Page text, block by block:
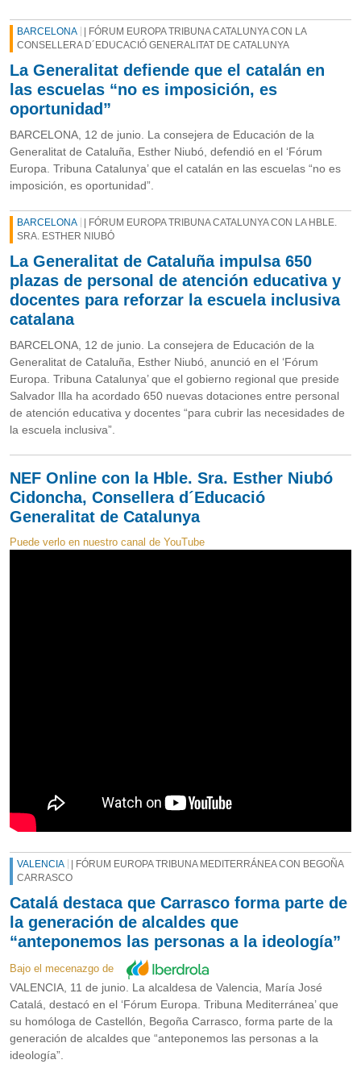
BARCELONA
| FÓRUM EUROPA TRIBUNA CATALUNYA CON LA
CONSELLERA D´EDUCACIÓ GENERALITAT DE CATALUNYA
La Generalitat defiende que el catalán en
las escuelas “no es imposición, es
oportunidad”
BARCELONA, 12 de junio. La consejera de Educación de la
Generalitat de Cataluña, Esther Niubó, defendió en el ‘Fórum
Europa. Tribuna Catalunya’ que el catalán en las escuelas “no es
imposición, es oportunidad”.
BARCELONA
| FÓRUM EUROPA TRIBUNA CATALUNYA CON LA HBLE.
SRA. ESTHER NIUBÓ
La Generalitat de Cataluña impulsa 650
plazas de personal de atención educativa y
docentes para reforzar la escuela inclusiva
catalana
BARCELONA, 12 de junio. La consejera de Educación de la
Generalitat de Cataluña, Esther Niubó, anunció en el ‘Fórum
Europa. Tribuna Catalunya’ que el gobierno regional que preside
Salvador Illa ha acordado 650 nuevas dotaciones entre personal
de atención educativa y docentes “para cubrir las necesidades de
la escuela inclusiva”.
NEF Online con la Hble. Sra. Esther Niubó
Cidoncha, Consellera d´Educació
Generalitat de Catalunya
Puede verlo en nuestro canal de YouTube
VALENCIA
| FÓRUM EUROPA TRIBUNA MEDITERRÁNEA CON BEGOÑA
CARRASCO
Catalá destaca que Carrasco forma parte de
la generación de alcaldes que
“anteponemos las personas a la ideología”
Bajo el mecenazgo de
VALENCIA, 11 de junio. La alcaldesa de Valencia, María José
Catalá, destacó en el ‘Fórum Europa. Tribuna Mediterránea’ que
su homóloga de Castellón, Begoña Carrasco, forma parte de la
generación de alcaldes que “anteponemos las personas a la
ideología”.